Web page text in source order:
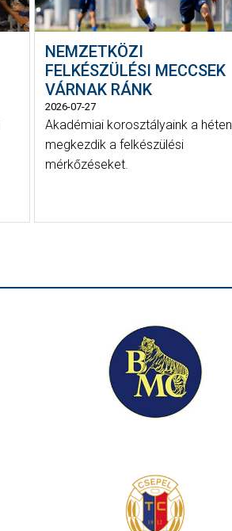
NEMZETKÖZI
FELKÉSZÜLÉSI MECCSEK
VÁRNAK RÁNK
2026-07-27
Akadémiai korosztályaink a héten
megkezdik a felkészülési
mérkőzéseket.